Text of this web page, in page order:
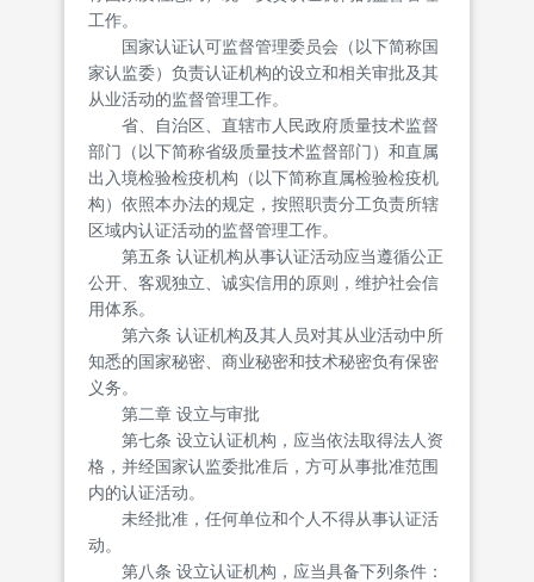
工作。
国家认证认可监督管理委员会（以下简称国
家认监委）负责认证机构的设立和相关审批及其
从业活动的监督管理工作。
省、自治区、直辖市人民政府质量技术监督
部门（以下简称省级质量技术监督部门）和直属
出入境检验检疫机构（以下简称直属检验检疫机
构）依照本办法的规定，按照职责分工负责所辖
区域内认证活动的监督管理工作。
第五条 认证机构从事认证活动应当遵循公正
公开、客观独立、诚实信用的原则，维护社会信
用体系。
第六条 认证机构及其人员对其从业活动中所
知悉的国家秘密、商业秘密和技术秘密负有保密
义务。
第二章 设立与审批
第七条 设立认证机构，应当依法取得法人资
格，并经国家认监委批准后，方可从事批准范围
内的认证活动。
未经批准，任何单位和个人不得从事认证活
动。
第八条 设立认证机构，应当具备下列条件：